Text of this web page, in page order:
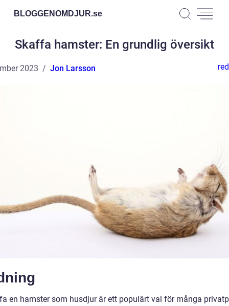
BLOGGENOMDJUR.se
Skaffa hamster: En grundlig översikt
2023 Jon Larsson
en hamster som husdjur är ett populärt val för många